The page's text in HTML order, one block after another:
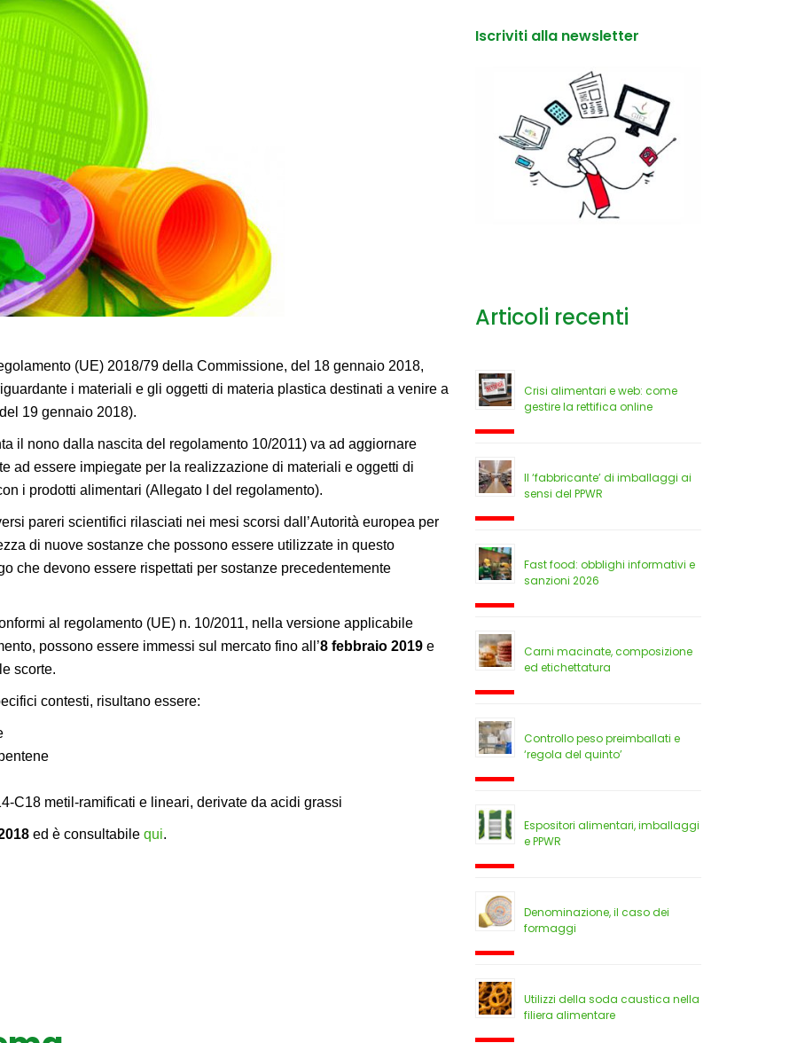
(UE) 2018/79 della Commissione, del 18 gennaio 2018,
i materiali e gli oggetti di materia plastica destinati a venire a
19 gennaio 2018).
il nono dalla nascita del regolamento 10/2011) va ad aggiornare
ad essere impiegate per la realizzazione di materiali e oggetti di
i prodotti alimentari (Allegato I del regolamento).
pareri scientifici rilasciati nei mesi scorsi dall’Autorità europea per
di nuove sostanze che possono essere utilizzate in questo
che devono essere rispettati per sostanze precedentemente
al regolamento (UE) n. 10/2011, nella versione applicabile
possono essere immessi sul mercato fino all’8 febbraio 2019 e
scorte.
contesti, risultano essere:
C18 metil-ramificati e lineari, derivate da acidi grassi
ed è consultabile qui.
Iscriviti alla newsletter
Articoli recenti
Crisi alimentari e web: come
gestire la rettifica online
Il ‘fabbricante’ di imballaggi ai
sensi del PPWR
Fast food: obblighi informativi e
sanzioni 2026
Carni macinate, composizione
ed etichettatura
Controllo peso preimballati e
‘regola del quinto’
Espositori alimentari, imballaggi
e PPWR
Denominazione, il caso dei
formaggi
Utilizzi della soda caustica nella
filiera alimentare